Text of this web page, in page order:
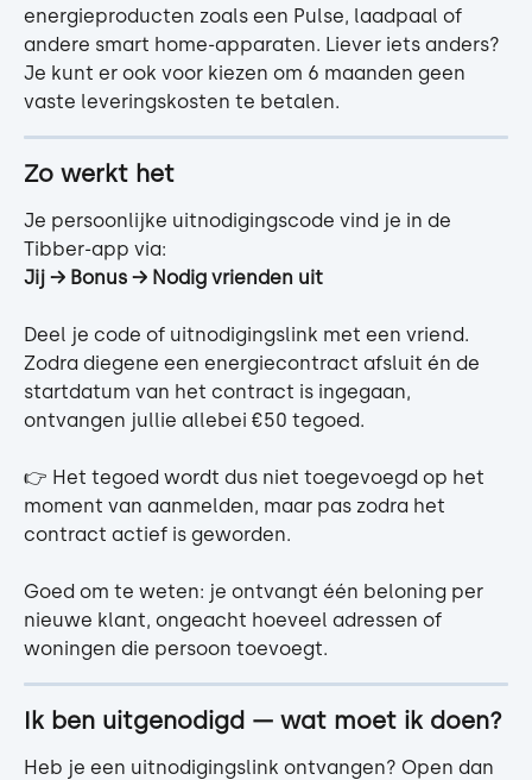
energieproducten zoals een Pulse, laadpaal of
andere smart home-apparaten. Liever iets anders?
Je kunt er ook voor kiezen om 6 maanden geen
vaste leveringskosten te betalen.
Zo werkt het
Je persoonlijke uitnodigingscode vind je in de
Tibber-app via:
Jij → Bonus → Nodig vrienden uit
Deel je code of uitnodigingslink met een vriend.
Zodra diegene een energiecontract afsluit én de
startdatum van het contract is ingegaan,
ontvangen jullie allebei €50 tegoed.
👉 Het tegoed wordt dus niet toegevoegd op het
moment van aanmelden, maar pas zodra het
contract actief is geworden.
Goed om te weten: je ontvangt één beloning per
nieuwe klant, ongeacht hoeveel adressen of
woningen die persoon toevoegt.
Ik ben uitgenodigd — wat moet ik doen?
Heb je een uitnodigingslink ontvangen? Open dan